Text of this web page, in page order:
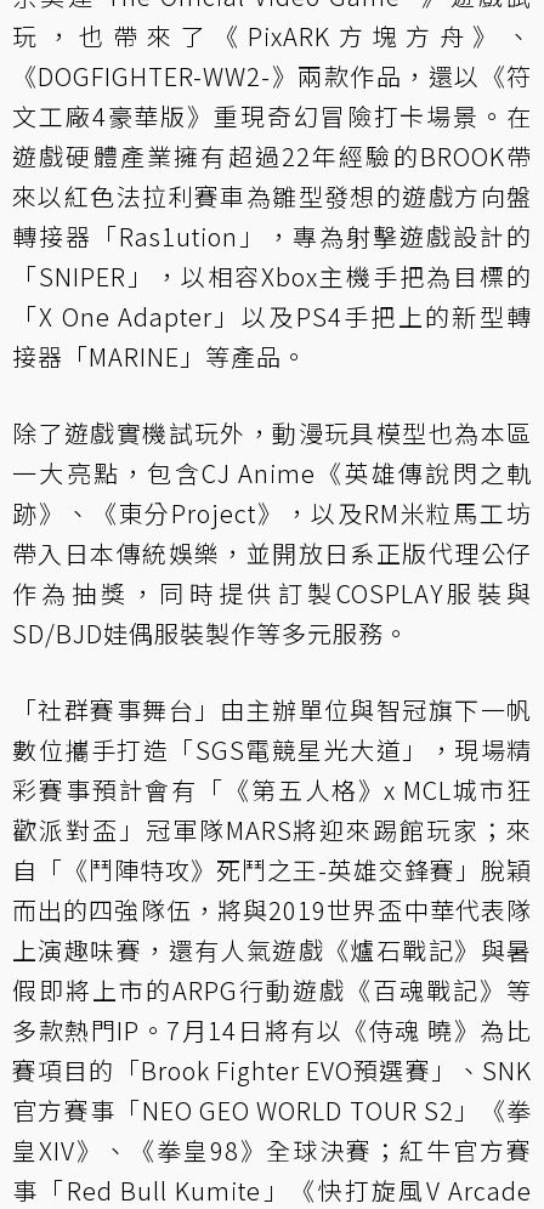
玩，也帶來了《PixARK方塊方舟》、
《DOGFIGHTER-WW2-》兩款作品，還以《符
文工廠4豪華版》重現奇幻冒險打卡場景。在
遊戲硬體產業擁有超過22年經驗的BROOK帶
來以紅色法拉利賽車為雛型發想的遊戲方向盤
轉接器「Ras1ution」，專為射擊遊戲設計的
「SNIPER」，以相容Xbox主機手把為目標的
「X One Adapter」以及PS4手把上的新型轉
接器「MARINE」等產品。
除了遊戲實機試玩外，動漫玩具模型也為本區
一大亮點，包含CJ Anime《英雄傳說閃之軌
跡》、《東分Project》，以及RM米粒馬工坊
帶入日本傳統娛樂，並開放日系正版代理公仔
作為抽獎，同時提供訂製COSPLAY服裝與
SD/BJD娃偶服裝製作等多元服務。
「社群賽事舞台」由主辦單位與智冠旗下一帆
數位攜手打造「SGS電競星光大道」，現場精
彩賽事預計會有「《第五人格》x MCL城市狂
歡派對盃」冠軍隊MARS將迎來踢館玩家；來
自「《鬥陣特攻》死鬥之王-英雄交鋒賽」脫穎
而出的四強隊伍，將與2019世界盃中華代表隊
上演趣味賽，還有人氣遊戲《爐石戰記》與暑
假即將上市的ARPG行動遊戲《百魂戰記》等
多款熱門IP。7月14日將有以《侍魂 曉》為比
賽項目的「Brook Fighter EVO預選賽」、SNK
官方賽事「NEO GEO WORLD TOUR S2」《拳
皇XIV》、《拳皇98》全球決賽；紅牛官方賽
事「Red Bull Kumite」《快打旋風V Arcade